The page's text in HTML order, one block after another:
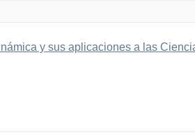
y sus aplicaciones a las